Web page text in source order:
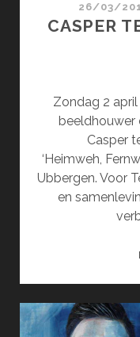
26/03/
CASPER
Zondag 2
beeldhouwer
Casper
‘Heimweh,
Ubbergen. Voor
en